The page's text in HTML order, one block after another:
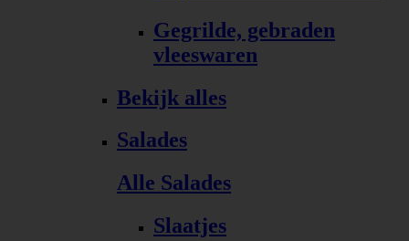
Gegrilde, gebraden
vleeswaren
Bekijk alles
Salades
Alle Salades
Slaatjes